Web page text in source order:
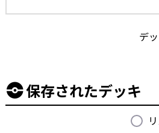
デ
保存されたデッキ